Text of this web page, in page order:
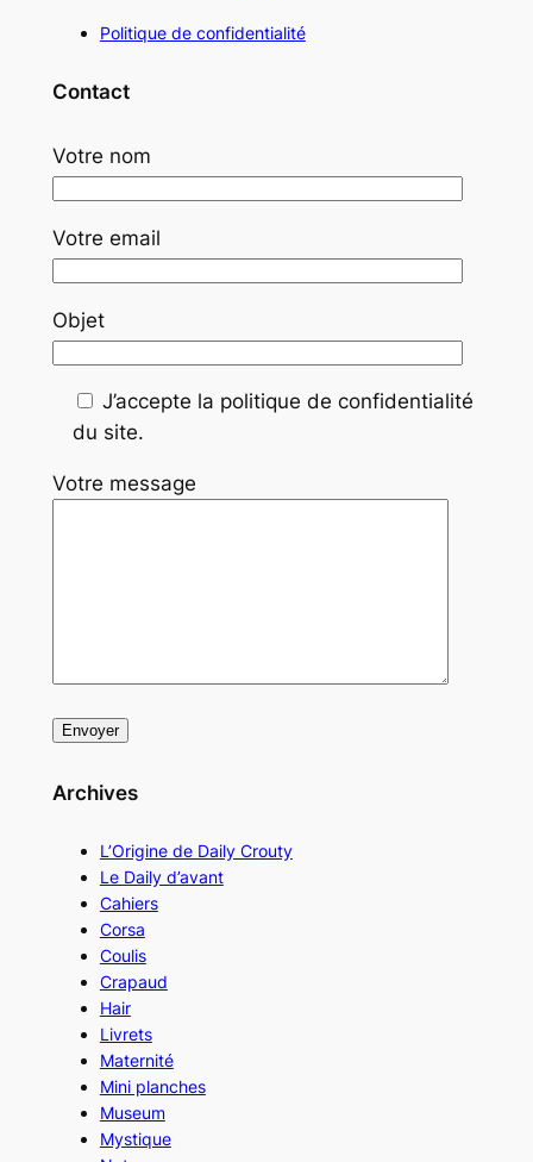
Politique de confidentialité
Contact
Votre nom
Votre email
Objet
J’accepte la politique de confidentialité
du site.
Votre message
Archives
L’Origine de Daily Crouty
Le Daily d’avant
Cahiers
Corsa
Coulis
Crapaud
Hair
Livrets
Maternité
Mini planches
Museum
Mystique